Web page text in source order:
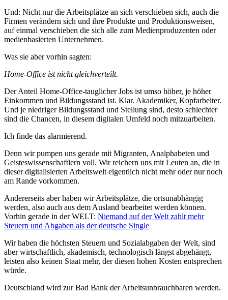
Und: Nicht nur die Arbeitsplätze an sich verschieben sich, auch die
Firmen verändern sich und ihre Produkte und Produktionsweisen,
auf einmal verschieben die sich alle zum Medienproduzenten oder
medienbasierten Unternehmen.
Was sie aber vorhin sagten:
Home-Office ist nicht gleichverteilt.
Der Anteil Home-Office-tauglicher Jobs ist umso höher, je höher
Einkommen und Bildungsstand ist. Klar. Akademiker, Kopfarbeiter.
Und je niedriger Bildungsstand und Stellung sind, desto schlechter
sind die Chancen, in diesem digitalen Umfeld noch mitzuarbeiten.
Ich finde das alarmierend.
Denn wir pumpen uns gerade mit Migranten, Analphabeten und
Geisteswissenschaftlern voll. Wir reichern uns mit Leuten an, die in
dieser digitalisierten Arbeitswelt eigentlich nicht mehr oder nur noch
am Rande vorkommen.
Andererseits aber haben wir Arbeitsplätze, die ortsunabhängig
werden, also auch aus dem Ausland bearbeitet werden können.
Vorhin gerade in der WELT: Niemand auf der Welt zahlt mehr
Steuern und Abgaben als der deutsche Single
Wir haben die höchsten Steuern und Sozialabgaben der Welt, sind
aber wirtschaftlich, akademisch, technologisch längst abgehängt,
leisten also keinen Staat mehr, der diesen hohen Kosten entsprechen
würde.
Deutschland wird zur Bad Bank der Arbeitsunbrauchbaren werden.